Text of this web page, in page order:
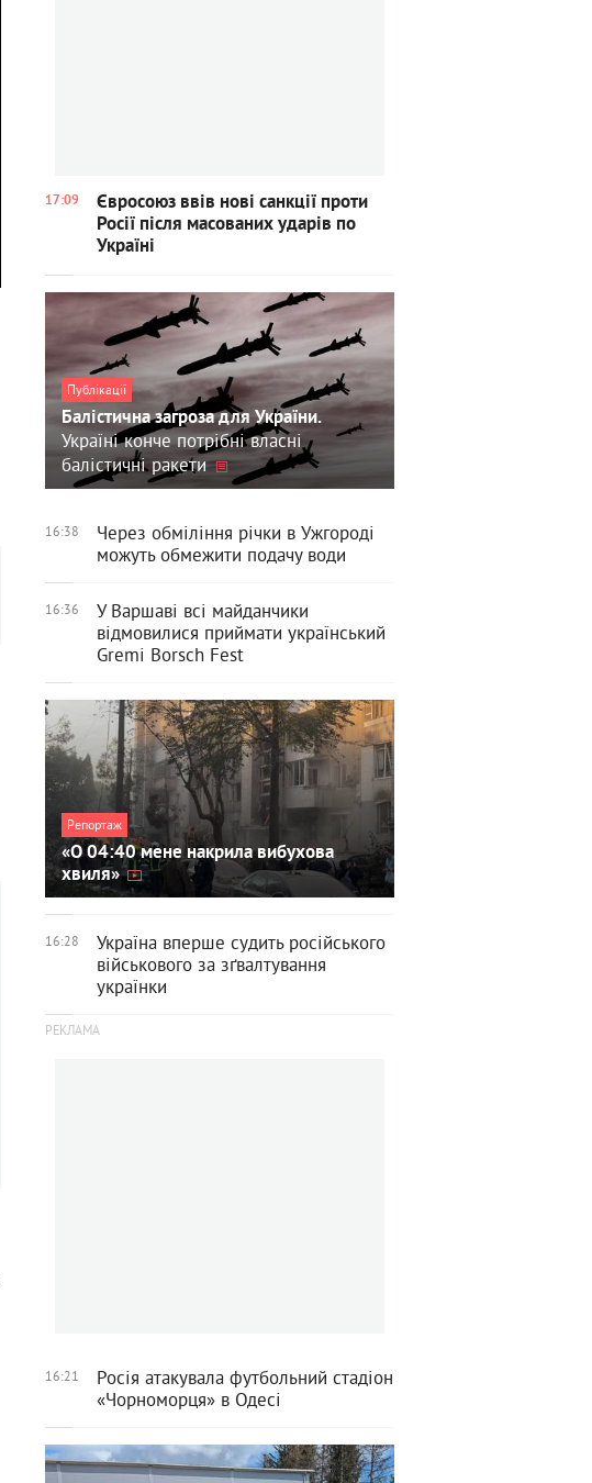
17:09
Євросоюз ввів нові санкції проти
Росії після масованих ударів по
Україні
Публікації
Балістична загроза для України.
Україні конче потрібні власні
балістичні ракети
16:38
Через обміління річки в Ужгороді
можуть обмежити подачу води
16:36
У Варшаві всі майданчики
відмовилися приймати український
Gremi Borsch Fest
Репортаж
«О 04:40 мене накрила вибухова
хвиля»
16:28
Україна вперше судить російського
військового за зґвалтування
українки
16:21
Росія атакувала футбольний стадіон
«Чорноморця» в Одесі